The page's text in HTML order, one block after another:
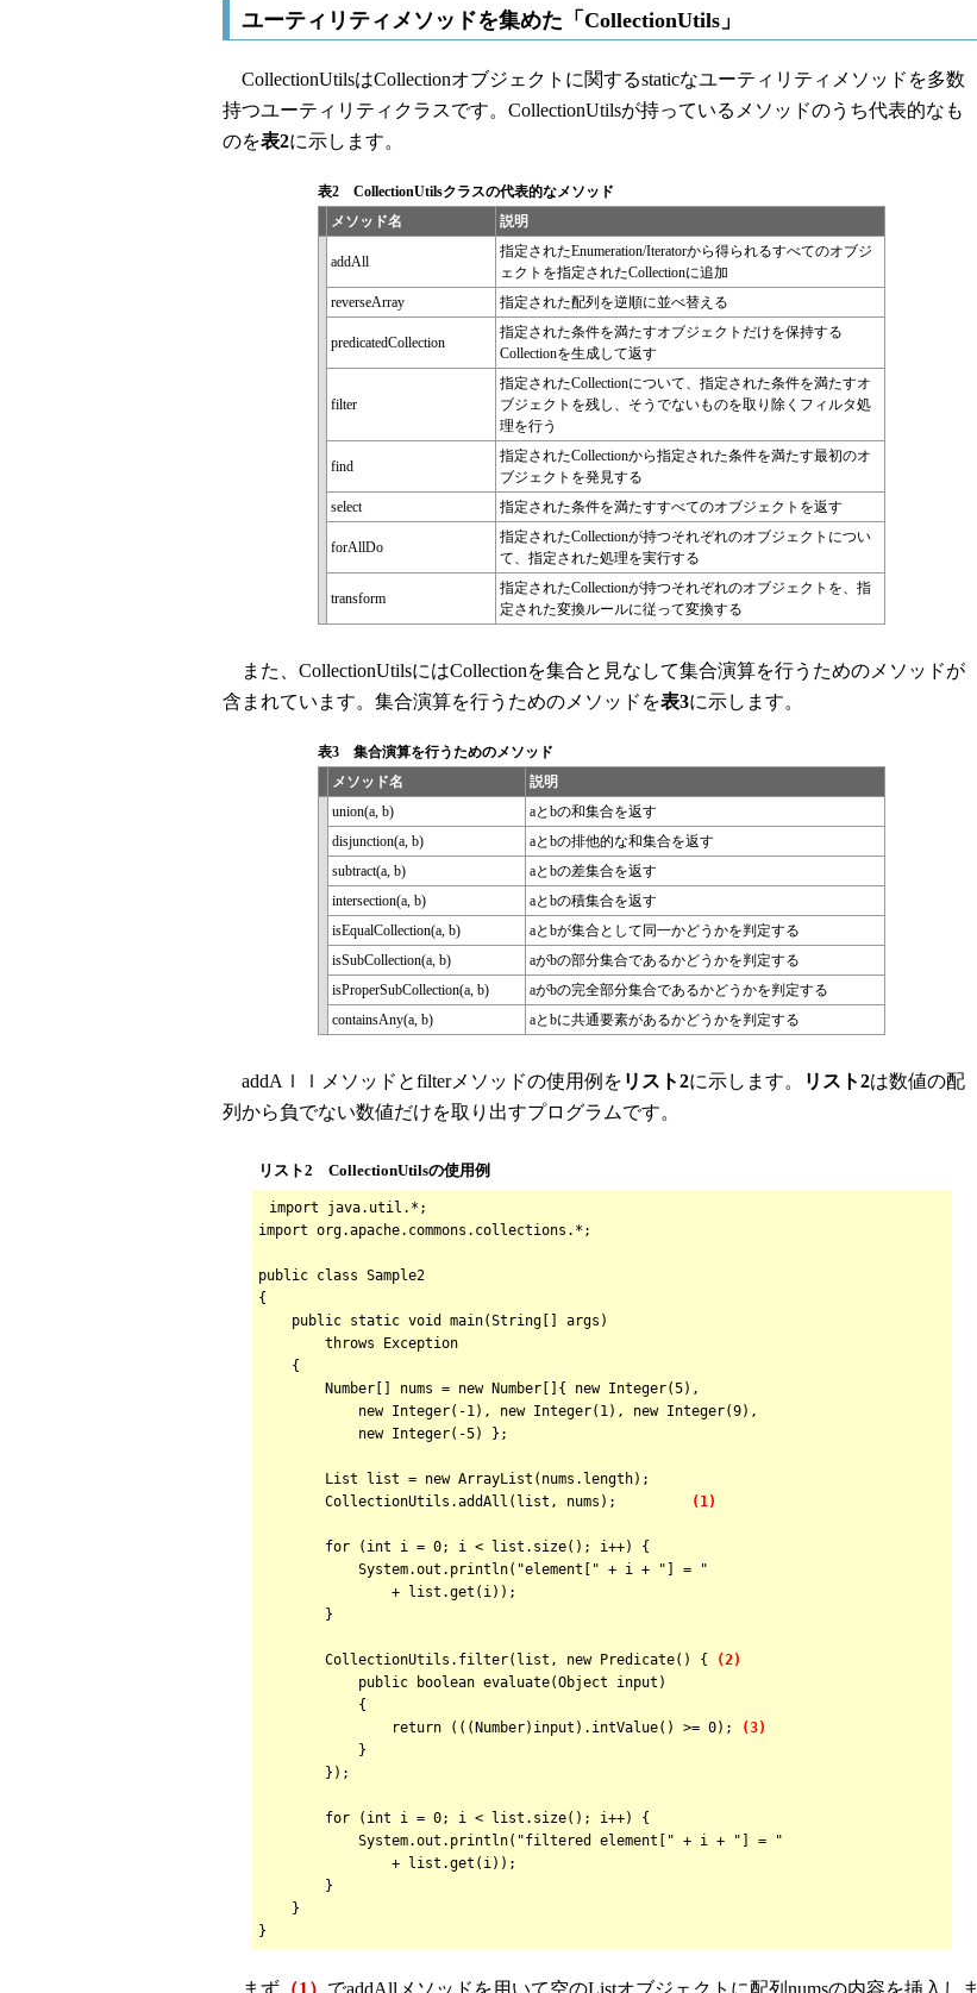
ユーティリティメソッドを集めた「CollectionUtils」
CollectionUtilsはCollectionオブジェクトに関するstaticなユーティリティメソッドを多数
持つユーティリティクラスです。CollectionUtilsが持っているメソッドのうち代表的なも
のを表2に示します。
表2 CollectionUtilsクラスの代表的なメソッド
メソッド名
説明
addAll
指定されたEnumeration/Iteratorから得られるすべてのオブジ
ェクトを指定されたCollectionに追加
reverseArray
指定された配列を逆順に並べ替える
predicatedCollection
指定された条件を満たすオブジェクトだけを保持する
Collectionを生成して返す
filter
指定されたCollectionについて、指定された条件を満たすオ
ブジェクトを残し、そうでないものを取り除くフィルタ処
理を行う
find
指定されたCollectionから指定された条件を満たす最初のオ
ブジェクトを発見する
select
指定された条件を満たすすべてのオブジェクトを返す
forAllDo
指定されたCollectionが持つそれぞれのオブジェクトについ
て、指定された処理を実行する
transform
指定されたCollectionが持つそれぞれのオブジェクトを、指
定された変換ルールに従って変換する
また、CollectionUtilsにはCollectionを集合と見なして集合演算を行うためのメソッドが
含まれています。集合演算を行うためのメソッドを表3に示します。
表3 集合演算を行うためのメソッド
メソッド名
説明
union(a, b)
aとbの和集合を返す
disjunction(a, b)
aとbの排他的な和集合を返す
subtract(a, b)
aとbの差集合を返す
intersection(a, b)
aとbの積集合を返す
isEqualCollection(a, b)
aとbが集合として同一かどうかを判定する
isSubCollection(a, b)
aがbの部分集合であるかどうかを判定する
isProperSubCollection(a, b)
aがbの完全部分集合であるかどうかを判定する
containsAny(a, b)
aとbに共通要素があるかどうかを判定する
addAｌｌメソッドとfilterメソッドの使用例を リスト2に示します。 リスト2は数値の配
列から負でない数値だけを取り出すプログラムです。
リスト2 CollectionUtilsの使用例
import java.util.*;
import org.apache.commons.collections.*;
public class Sample2
{
public static void main(String[] args)
throws Exception
{
Number[] nums = new Number[]{ new Integer(5),
new Integer(-1), new Integer(1), new Integer(9),
new Integer(-5) };
List list = new ArrayList(nums.length);
CollectionUtils.addAll(list, nums);
(1)
for (int i = 0; i < list.size(); i++) {
System.out.println("element[" + i + "] = "
+ list.get(i));
}
CollectionUtils.filter(list, new Predicate() {
(2)
public boolean evaluate(Object input)
{
return (((Number)input).intValue() >= 0);
(3)
}
});
for (int i = 0; i < list.size(); i++) {
System.out.println("filtered element[" + i + "] = "
+ list.get(i));
}
}
}
まず （1） でaddAllメソッドを用いて空のListオブジェクトに配列numsの内容を挿入しま